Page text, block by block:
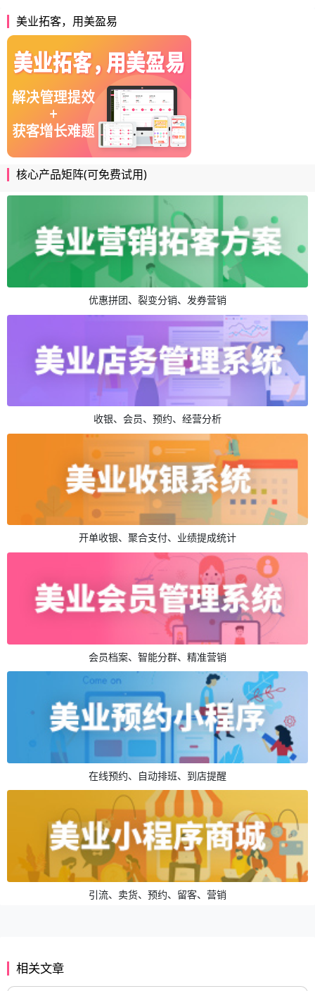
美业拓客，用美盈易
核心产品矩阵(可免费试用)
优惠拼团、裂变分销、发券营销
收银、会员、预约、经营分析
开单收银、聚合支付、业绩提成统计
会员档案、智能分群、精准营销
在线预约、自动排班、到店提醒
引流、卖货、预约、留客、营销
相关文章